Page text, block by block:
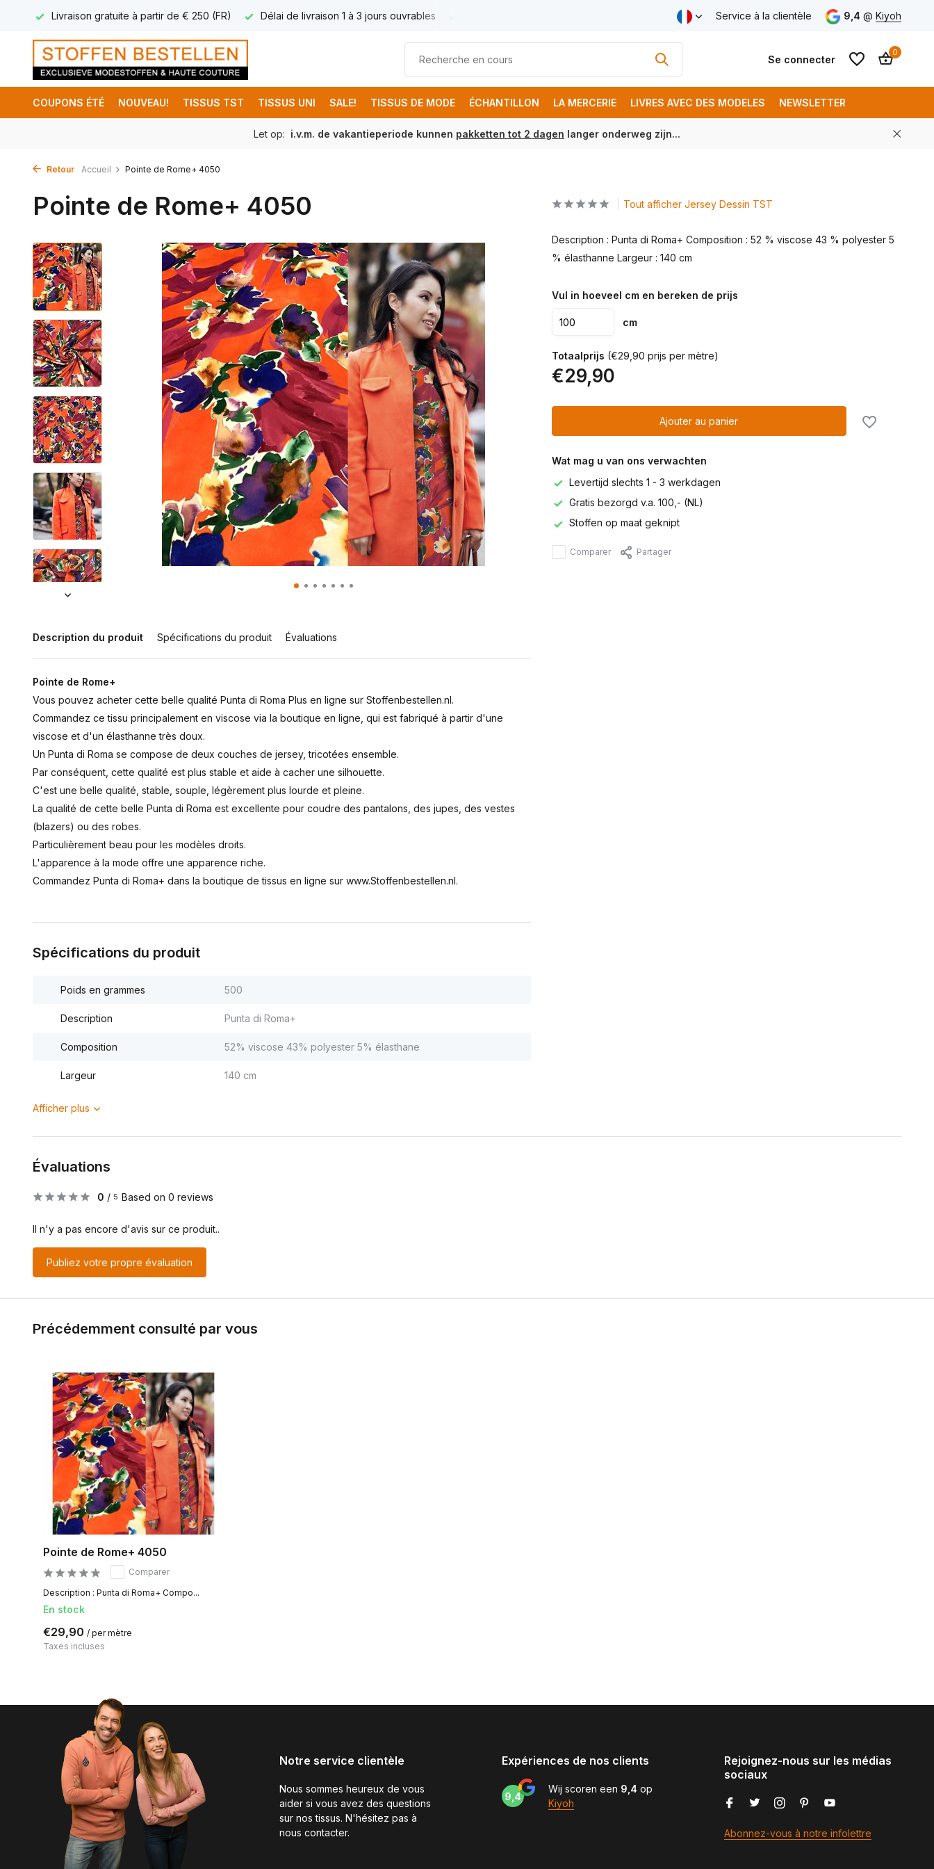
Livraison gratuite à partir de € 250 (FR) Délai de livraison 1 à 3 jours ouvrables Livraison gratuite à partir de € 250 (FR)
Service à la clientèle 9,4 @ Kiyoh
Se connecter
0
COUPONS ÉTÉ NOUVEAU! TISSUS TST TISSUS UNI SALE! TISSUS DE MODE ÉCHANTILLON LA MERCERIE LIVRES AVEC DES MODELES NEWSLETTER
Let op: i.v.m. de vakantieperiode kunnen pakketten tot 2 dagen langer onderweg zijn...
Retour Accueil Pointe de Rome+ 4050
Pointe de Rome+ 4050
Description du produit Spécifications du produit Évaluations
Pointe de Rome+
Vous pouvez acheter cette belle qualité Punta di Roma Plus en ligne sur Stoffenbestellen.nl.
Commandez ce tissu principalement en viscose via la boutique en ligne, qui est fabriqué à partir d'une
viscose et d'un élasthanne très doux.
Un Punta di Roma se compose de deux couches de jersey, tricotées ensemble.
Par conséquent, cette qualité est plus stable et aide à cacher une silhouette.
C'est une belle qualité, stable, souple, légèrement plus lourde et pleine.
La qualité de cette belle Punta di Roma est excellente pour coudre des pantalons, des jupes, des vestes
(blazers) ou des robes.
Particulièrement beau pour les modèles droits.
L'apparence à la mode offre une apparence riche.
Commandez Punta di Roma+ dans la boutique de tissus en ligne sur www.Stoffenbestellen.nl.
Spécifications du produit
Poids en grammes 500
Description Punta di Roma+
Composition 52% viscose 43% polyester 5% élasthane
Largeur 140 cm
Afficher plus
Tout afficher Jersey Dessin TST
Description : Punta di Roma+ Composition : 52 % viscose 43 % polyester 5
% élasthanne Largeur : 140 cm
Vul in hoeveel cm en bereken de prijs
cm
Totaalprijs (€29,90 prijs per mètre)
€29,90
Ajouter au panier
Wat mag u van ons verwachten
Levertijd slechts 1 - 3 werkdagen
Gratis bezorgd v.a. 100,- (NL)
Stoffen op maat geknipt
Comparer Partager
Évaluations
0 / 5 Based on 0 reviews
Il n'y a pas encore d'avis sur ce produit..
Publiez votre propre évaluation
Précédemment consulté par vous
Pointe de Rome+ 4050
Comparer
Description : Punta di Roma+ Compo...
En stock
€29,90 / per mètre
Taxes incluses
Notre service clientèle
Nous sommes heureux de vous
aider si vous avez des questions
sur nos tissus. N'hésitez pas à
nous contacter.
Expériences de nos clients
9,4
Wij scoren een 9,4 op
Kiyoh
Rejoignez-nous sur les médias
sociaux
Abonnez-vous à notre infolettre